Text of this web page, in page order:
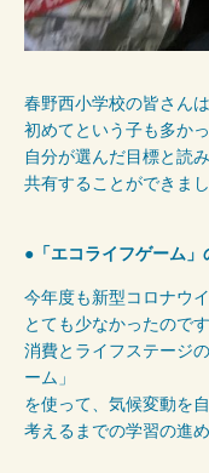
春野西小学校の皆さん
初めてという子も多か
自分が選んだ目標と読
共有することができまし
●「エコライフゲーム」
今年度も新型コロナウ
とても少なかったので
消費とライフステージ
ーム」
を使って、気候変動を
考えるまでの学習の進